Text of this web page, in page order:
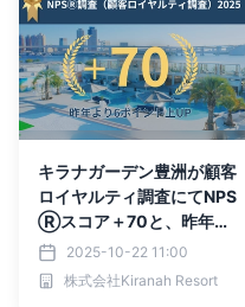
キラナガーデン豊洲が顧客
ロイヤルティ調査にてNPS
Ⓡスコア＋70と、昨年を
6ポイント上回る高い満足
度を獲得
2025-10-22 11:00
株式会社Kiranah Resort